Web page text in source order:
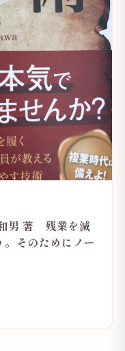
男 著 残業を減
そのためにノー